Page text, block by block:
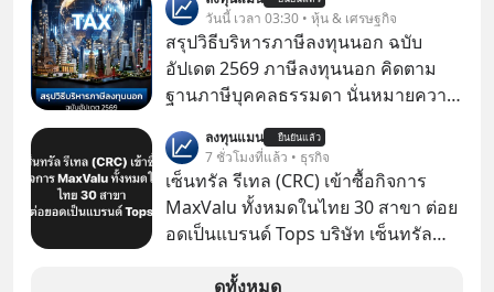
จะดีกับเรา แล้วเราควรรู้ข้อมูลอะไร
เกี่ยวกับ RMF บ้าง เพื่อให้นำไปใช้ต่อได้
จริง ๆ ลงทุนแมนจะเล่าให้ฟัง
วันนี้ เวลา 03:30 • หุ้น & เศรษฐกิจ
สรุปวิธีบริหารภาษีลงทุนนอก ฉบับ
อัปเดต 2569 ภาษีลงทุนนอก คิดตาม
ฐานภาษีบุคคลธรรมดา นั่นหมายความ
ลงทุนแมน ยืนยันแล้ว
7 ชั่วโมงที่แล้ว • ธุรกิจ
เซ็นทรัล รีเทล (CRC) เข้าซื้อกิจการ
MaxValu ทั้งหมดในไทย 30 สาขา ต่อย
อดเป็นแบรนด์ Tops บริษัท เซ็นทรัล
CRC แจ้งตลาดหลักทรัพย์ฯ ว่า บริษัท
ดูทั้งหมด